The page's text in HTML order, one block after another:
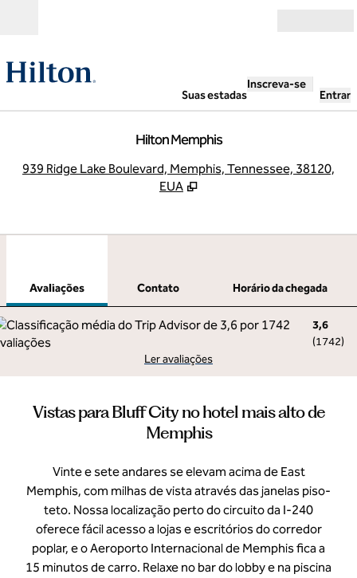
Suas estadas
Inscreva-se
Entrar
Hilton Memphis
939 Ridge Lake Boulevard, Memphis, Tennessee, 38120,
EUA
Avaliações Contato
Horário da chegada
3,6
(1742)
Ler avaliações
Vistas para Bluff City no hotel mais alto de
Memphis
Vinte e sete andares se elevam acima de East
Memphis, com milhas de vista através das janelas piso-
teto. Nossa localização perto do circuito da I-240
oferece fácil acesso a lojas e escritórios do corredor
poplar, e o Aeroporto Internacional de Memphis fica a
15 minutos de carro. Relaxe no bar do lobby e na piscina